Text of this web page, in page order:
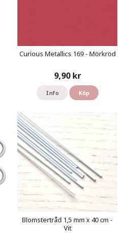
Curious Metallics 169 - Mörkröd
9,90 kr
Info Köp
Blomstertråd 1,5 mm x 40 cm -
Vit